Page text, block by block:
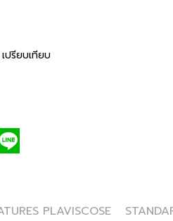
เปรียบเทียบ
PLAVISCOSE